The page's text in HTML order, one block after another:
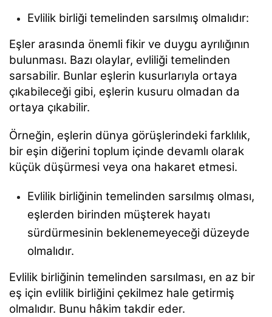
Evlilik birliği temelinden sarsılmış olmalıdır:
Eşler arasında önemli fikir ve duygu ayrılığının
bulunması. Bazı olaylar, evliliği temelinden
sarsabilir. Bunlar eşlerin kusurlarıyla ortaya
çıkabileceği gibi, eşlerin kusuru olmadan da
ortaya çıkabilir.
Örneğin, eşlerin dünya görüşlerindeki farklılık,
bir eşin diğerini toplum içinde devamlı olarak
küçük düşürmesi veya ona hakaret etmesi.
Evlilik birliğinin temelinden sarsılmış olması,
eşlerden birinden müşterek hayatı
sürdürmesinin beklenemeyeceği düzeyde
olmalıdır.
Evlilik birliğinin temelinden sarsılması, en az bir
eş için evlilik birliğini çekilmez hale getirmiş
olmalıdır. Bunu hâkim takdir eder.